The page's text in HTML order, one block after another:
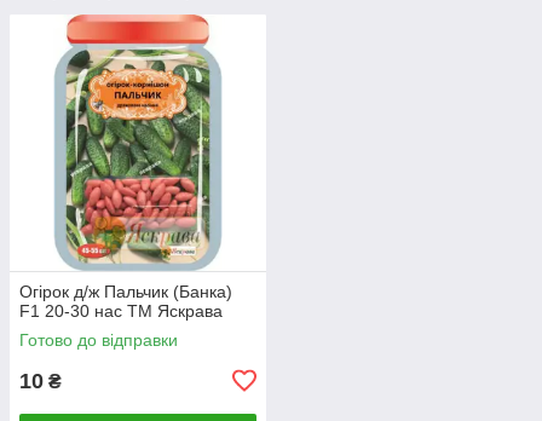
Огірок д/ж Пальчик (Банка)
F1 20-30 нас ТМ Яскрава
Готово до відправки
10 ₴